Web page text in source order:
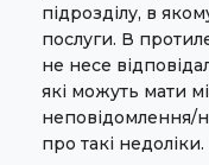
підрозділу, в
послуги. В
не несе
які можуть мати
неповідомлення/
про такі недоліки.